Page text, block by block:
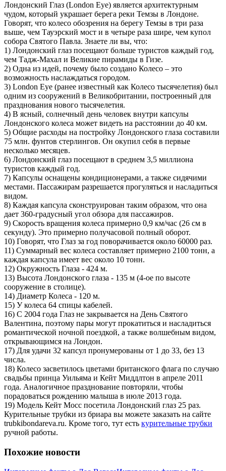
Лондонский Глаз (London Eye) является архитектурным
чудом, который украшает берега реки Темзы в Лондоне.
Говорят, что колесо обозрения на берегу Темзы в три раза
выше, чем Тауэрский мост и в четыре раза шире, чем купол
собора Святого Павла. Знаете ли вы, что:
1) Лондонский глаз посещают больше туристов каждый год,
чем Тадж-Махал и Великие пирамиды в Гизе.
2) Одна из идей, почему было создано Колесо – это
возможность наслаждаться городом.
3) London Eye (ранее известный как Колесо тысячелетия) был
одним из сооружений в Великобритании, построенный для
празднования нового тысячелетия.
4) В ясный, солнечный день человек внутри капсулы
Лондонского колеса может видеть на расстоянии до 40 км.
5) Общие расходы на постройку Лондонского глаза составили
75 млн. фунтов стерлингов. Он окупил себя в первые
несколько месяцев.
6) Лондонский глаз посещают в среднем 3,5 миллиона
туристов каждый год.
7) Капсулы оснащены кондиционерами, а также сидячими
местами. Пассажирам разрешается прогуляться и насладиться
видом.
8) Каждая капсула сконструирован таким образом, что она
дает 360-градусный угол обзора для пассажиров.
9) Скорость вращения колеса примерно 0,9 км/час (26 см в
секунду). Это примерно получасовой полный оборот.
10) Говорят, что Глаз за год поворачивается около 60000 раз.
11) Суммарный вес колеса составляет примерно 2100 тонн, а
каждая капсула имеет вес около 10 тонн.
12) Окружность Глаза - 424 м.
13) Высота Лондонского глаза - 135 м (4-ое по высоте
сооружение в столице).
14) Диаметр Колеса - 120 м.
15) У колеса 64 спицы кабелей.
16) С 2004 года Глаз не закрывается на День Святого
Валентина, поэтому пары могут прокатиться и насладиться
романтической ночной поездкой, а также волшебным видом,
открывающимся на Лондон.
17) Для удачи 32 капсул пронумерованы от 1 до 33, без 13
числа.
18) Колесо засветилось цветами британского флага по случаю
свадьбы принца Уильяма и Кейт Миддлтон в апреле 2011
года. Аналогичное празднование повторяли, чтобы
порадоваться рождению малыша в июле 2013 года.
19) Модель Кейт Мосс посетила Лондонский глаз 25 раз.
Курительные трубки из бриара вы можете заказать на сайте
trubkibondareva.ru. Кроме того, тут есть курительные трубки
ручной работы.
Похожие новости